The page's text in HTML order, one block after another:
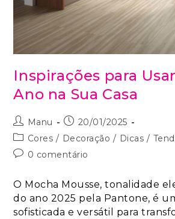
Inspirações para
Ano na Sua Casa
Manu
20/01/2025
Cores / Decoração / Dicas /
0 comentário
O Mocha Mousse, tonalidade
do ano 2025 pela Pantone, é
sofisticada e versátil para